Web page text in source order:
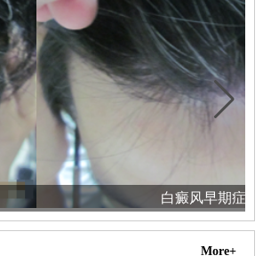
白癜风早期症状图
More+